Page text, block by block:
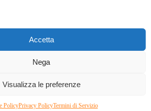
Accetta
Nega
Visualizza le preferenze
PolicyPrivacy PolicyTermini di Servizio